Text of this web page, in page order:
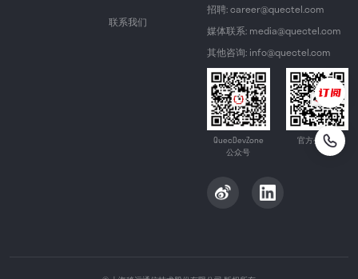
联系我们
招聘: career@quectel.com
媒体联系: media@quectel.com
其他咨询: info@quectel.com
QuecDevZone
公众号
官方公众号